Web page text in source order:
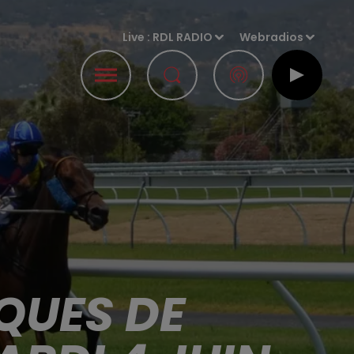
Live : RDL RADIO Webradios
DE